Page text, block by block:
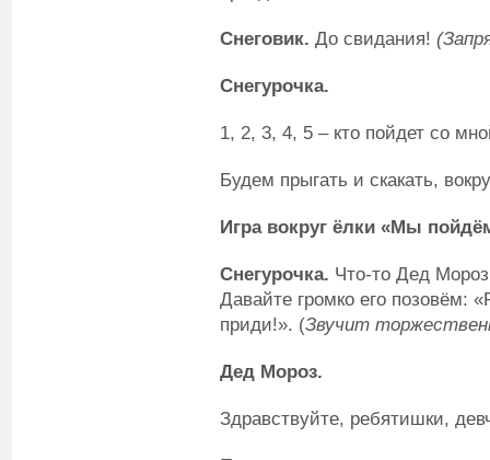
Снеговик. До свидания!
Снегурочка.
1, 2, 3, 4, 5 – кто пойдет со
Будем прыгать и скакать,
Игра вокруг ёлки «Мы
Снегурочка. Что-то Дед
Давайте громко его позовём:
приди!». (Звучит
Дед Мороз.
Здравствуйте, ребятишки,